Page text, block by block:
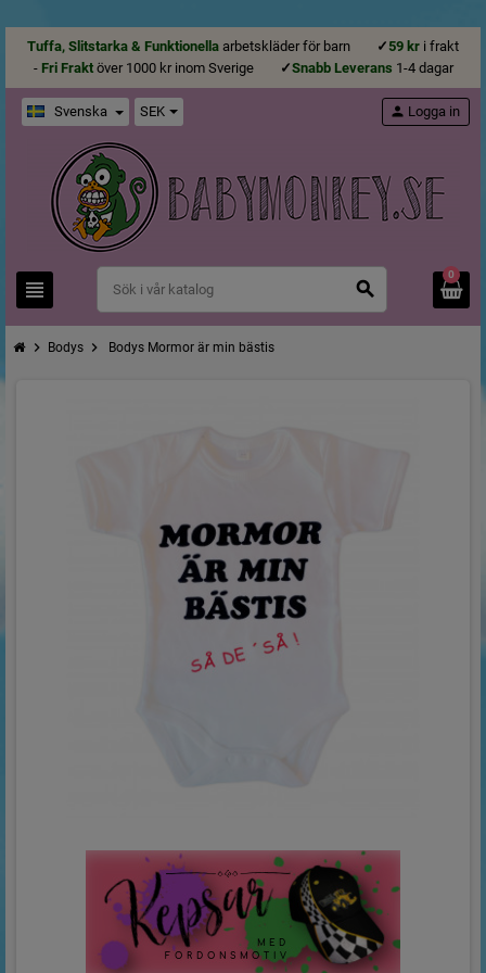
Tuffa, Slitstarka & Funktionella arbetskläder för barn ✓ 59 kr i frakt
- Fri Frakt över 1000 kr inom Sverige ✓Snabb Leverans 1-4 dagar
Svenska SEK
view_headline search
person Logga in
0
chevron_right Bodys chevron_right Bodys Mormor är min bästis